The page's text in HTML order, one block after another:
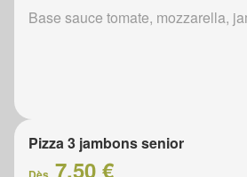
Base sauce tomate, mozzarella,
Pizza 3 jambons senior
7.50 €